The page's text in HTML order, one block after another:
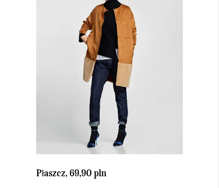
Płaszcz, 69,90 pln